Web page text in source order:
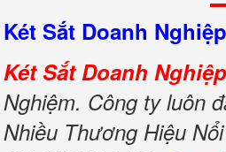
Két Sắt Doanh
Két Sắt Doanh
Nghiệm. Công ty luôn
Nhiều Thương Hiệu